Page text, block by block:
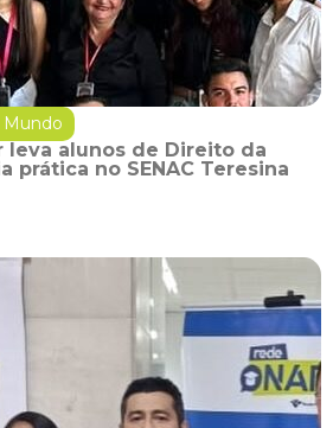
Mundo
leva alunos de Direito da
prática no SENAC Teresina